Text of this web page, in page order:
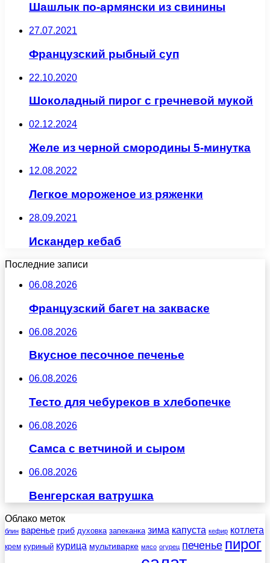
Шашлык по-армянски из свинины
27.07.2021
Французский рыбный суп
22.10.2020
Шоколадный пирог с гречневой мукой
02.12.2024
Желе из черной смородины 5-минутка
12.08.2022
Легкое мороженое из ряженки
28.09.2021
Искандер кебаб
Последние записи
06.08.2026
Французский багет на закваске
06.08.2026
Вкусное песочное печенье
06.08.2026
Тесто для чебуреков в хлебопечке
06.08.2026
Самса с ветчиной и сыром
06.08.2026
Венгерская ватрушка
Облако меток
блин варенье гриб духовка запеканка зима капуста кефир котлета
крем куриный курица мультиварке мясо огурец печенье пирог